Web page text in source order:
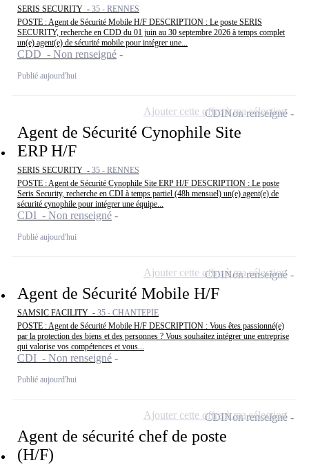
SERIS SECURITY - 35 - RENNES
POSTE : Agent de Sécurité Mobile H/F DESCRIPTION : Le poste SERIS
SECURITY, recherche en CDD du 01 juin au 30 septembre 2026 à temps complet
un(e) agent(e) de sécurité mobile pour intégrer une...
CDD - Non renseigné
Publié aujourd'hui
Agent de Sécurité Cynophile Site
ERP H/F
SERIS SECURITY - 35 - RENNES
POSTE : Agent de Sécurité Cynophile Site ERP H/F DESCRIPTION : Le poste
Seris Security, recherche en CDI à temps partiel (48h mensuel) un(e) agent(e) de
sécurité cynophile pour intégrer une équipe...
CDI - Non renseigné
Publié aujourd'hui
CDINon renseigné
Ajouter cette offre à ma sélection
Agent de Sécurité Mobile H/F
SAMSIC FACILITY - 35 - CHANTEPIE
POSTE : Agent de Sécurité Mobile H/F DESCRIPTION : Vous êtes passionné(e)
par la protection des biens et des personnes ? Vous souhaitez intégrer une entreprise
qui valorise vos compétences et vous...
CDI - Non renseigné
Publié aujourd'hui
CDINon renseigné
Ajouter cette offre à ma sélection
Agent de sécurité chef de poste
(H/F)
CDINon renseigné
Ajouter cette offre à ma sélection